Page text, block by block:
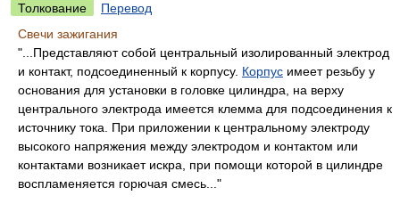
Толкование
Перевод
Свечи зажигания
"...Представляют собой центральный изолированный электрод
и контакт, подсоединенный к корпусу. Корпус имеет резьбу у
основания для установки в головке цилиндра, на верху
центрального электрода имеется клемма для подсоединения к
источнику тока. При приложении к центральному электроду
высокого напряжения между электродом и контактом или
контактами возникает искра, при помощи которой в цилиндре
воспламеняется горючая смесь..."